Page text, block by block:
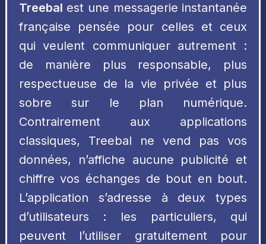
Treebal est une messagerie instantanée
française pensée pour celles et ceux
qui veulent communiquer autrement :
de manière plus responsable, plus
respectueuse de la vie privée et plus
sobre sur le plan numérique.
Contrairement aux applications
classiques, Treebal ne vend pas vos
données, n’affiche aucune publicité et
chiffre vos échanges de bout en bout.
L’application s’adresse à deux types
d’utilisateurs : les particuliers, qui
peuvent l’utiliser gratuitement pour